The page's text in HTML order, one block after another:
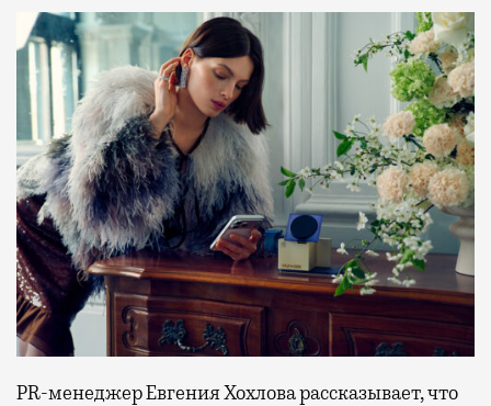
PR-менеджер Евгения Хохлова рассказывает, что